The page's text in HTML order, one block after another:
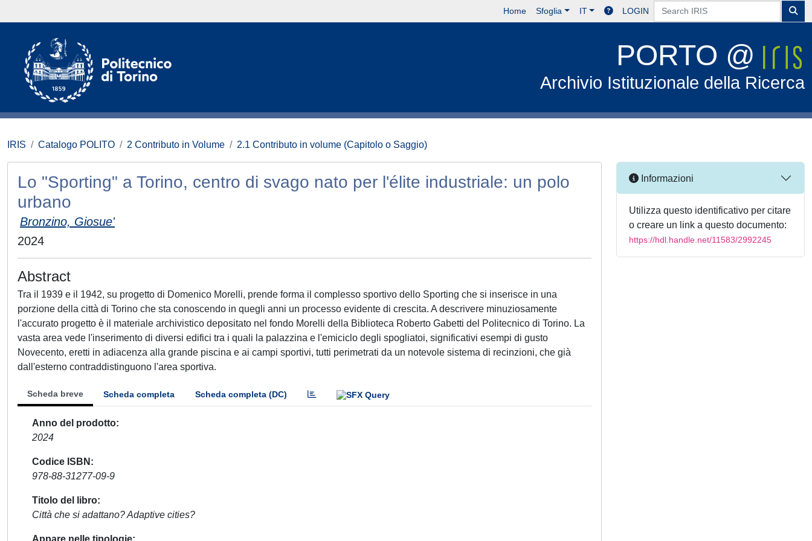
Home Sfoglia IT LOGIN
PORTO @
Archivio Istituzionale della Ricerca
IRIS Catalogo POLITO 2 Contributo in Volume 2.1 Contributo in volume (Capitolo o Saggio)
Lo "Sporting" a Torino, centro di svago nato per l'élite industriale: un polo
urbano
Bronzino, Giosue'
2024
Abstract
Tra il 1939 e il 1942, su progetto di Domenico Morelli, prende forma il complesso sportivo dello Sporting che si inserisce in una
porzione della città di Torino che sta conoscendo in quegli anni un processo evidente di crescita. A descrivere minuziosamente
l'accurato progetto è il materiale archivistico depositato nel fondo Morelli della Biblioteca Roberto Gabetti del Politecnico di Torino. La
vasta area vede l'inserimento di diversi edifici tra i quali la palazzina e l'emiciclo degli spogliatoi, significativi esempi di gusto
Novecento, eretti in adiacenza alla grande piscina e ai campi sportivi, tutti perimetrati da un notevole sistema di recinzioni, che già
dall'esterno contraddistinguono l'area sportiva.
Scheda breve Scheda completa Scheda completa (DC)
Anno del prodotto
2024
Codice ISBN
978-88-31277-09-9
Titolo del libro
Città che si adattano? Adaptive cities?
Appare nelle tipologie
Informazioni
Utilizza questo identificativo per citare
o creare un link a questo documento:
https://hdl.handle.net/11583/2992245